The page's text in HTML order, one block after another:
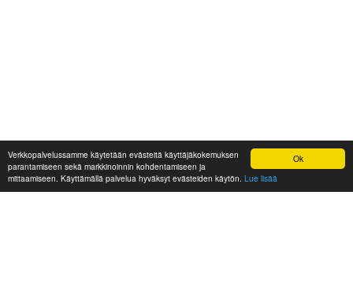
Ok
Verkkopalvelussamme käytetään evästeitä käyttäjäkokemuksen
parantamiseen sekä markkinoinnin kohdentamiseen ja
mittaamiseen. Käyttämällä palvelua hyväksyt evästeiden käytön. Lue lisää